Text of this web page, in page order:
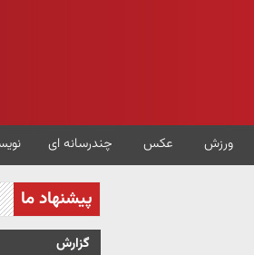
ورزش عکس چندرسانه ای
پیشنهاد ما
گزارش